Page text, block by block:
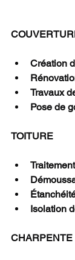
Travaux
Pose de
TOITURE
Isolation
CHARPENTE